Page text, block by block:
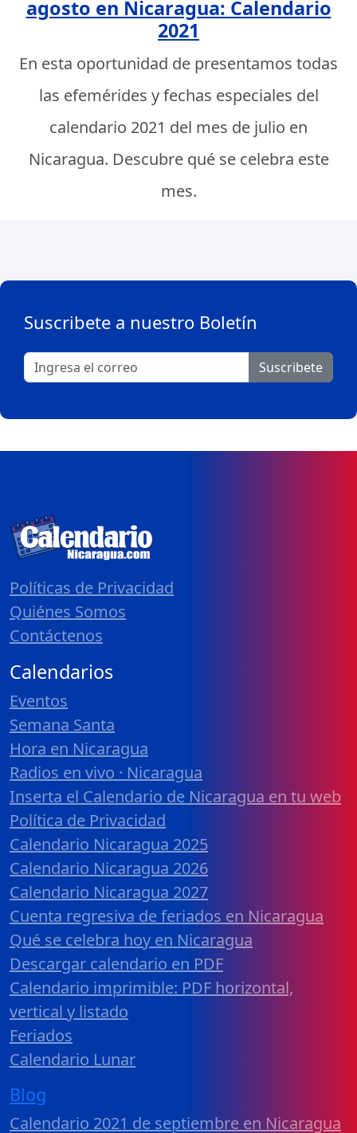
agosto en Nicaragua: Calendario
2021
En esta oportunidad de presentamos todas
las efemérides y fechas especiales del
calendario 2021 del mes de julio en
Nicaragua. Descubre qué se celebra este
mes.
Suscribete a nuestro Boletín
Suscribete
Políticas de Privacidad
Quiénes Somos
Contáctenos
Calendarios
Eventos
Semana Santa
Hora en Nicaragua
Radios en vivo · Nicaragua
Inserta el Calendario de Nicaragua en tu web
Política de Privacidad
Calendario Nicaragua 2025
Calendario Nicaragua 2026
Calendario Nicaragua 2027
Cuenta regresiva de feriados en Nicaragua
Qué se celebra hoy en Nicaragua
Descargar calendario en PDF
Calendario imprimible: PDF horizontal,
vertical y listado
Feriados
Calendario Lunar
Blog
Calendario 2021 de septiembre en Nicaragua